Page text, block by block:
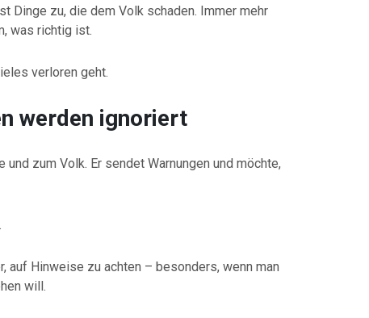
Dinge zu, die dem Volk schaden. Immer mehr
was richtig ist.
verloren geht.
werden ignoriert
zum Volk. Er sendet Warnungen und möchte,
auf Hinweise zu achten – besonders, wenn man
will.